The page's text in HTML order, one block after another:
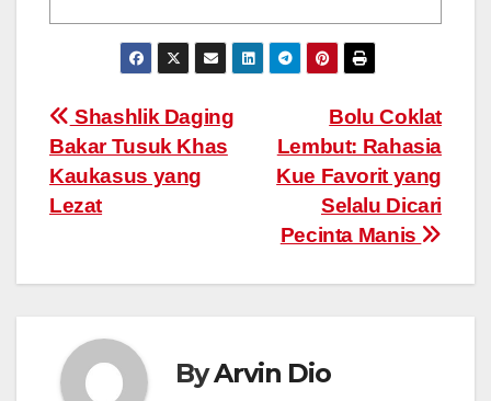
Post
navigation
Bolu Coklat
Lembut: Rahasia
Kue Favorit yang
Selalu Dicari
Pecinta Manis
Shashlik Daging
Bakar Tusuk Khas
Kaukasus yang
Lezat
ByArvin Dio